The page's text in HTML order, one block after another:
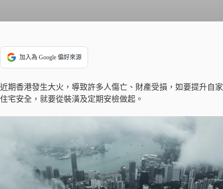
加入為 Google 偏好來源
近期香港發生大火，導致許多人傷亡、財產受損，如要提升自家
住宅安全，就要從裝潢及定期安檢做起。